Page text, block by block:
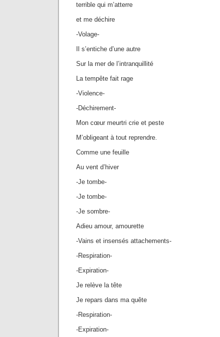
terrible qui m’atterre
et me déchire
-Volage-
Il s’entiche d’une autre
Sur la mer de l’intranquillité
La tempête fait rage
-Violence-
-Déchirement-
Mon cœur meurtri crie et peste
M’obligeant à tout reprendre.
Comme une feuille
Au vent d’hiver
-Je tombe-
-Je tombe-
-Je sombre-
Adieu amour, amourette
-Vains et insensés attachements-
-Respiration-
-Expiration-
Je relève la tête
Je repars dans ma quête
-Respiration-
-Expiration-